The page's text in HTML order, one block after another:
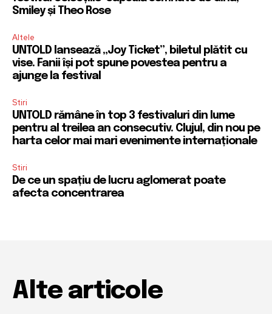
Smiley și Theo Rose
Altele
UNTOLD lansează „Joy Ticket”, biletul plătit cu
vise. Fanii își pot spune povestea pentru a
ajunge la festival
Stiri
UNTOLD rămâne în top 3 festivaluri din lume
pentru al treilea an consecutiv. Clujul, din nou pe
harta celor mai mari evenimente internaționale
Stiri
De ce un spațiu de lucru aglomerat poate
afecta concentrarea
Alte articole